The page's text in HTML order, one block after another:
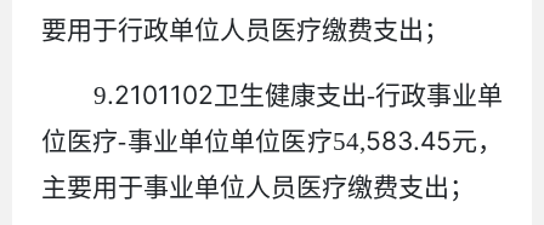
要用于行政单位人员医疗缴费支出；
9.2101102卫生健康支出-行政事业单
位医疗-事业单位单位医疗54,583.45元，
主要用于事业单位人员医疗缴费支出；